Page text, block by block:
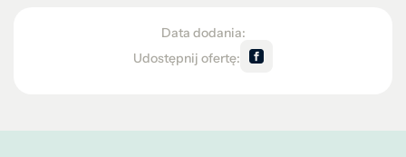
Data dodania:
Udostępnij ofertę: